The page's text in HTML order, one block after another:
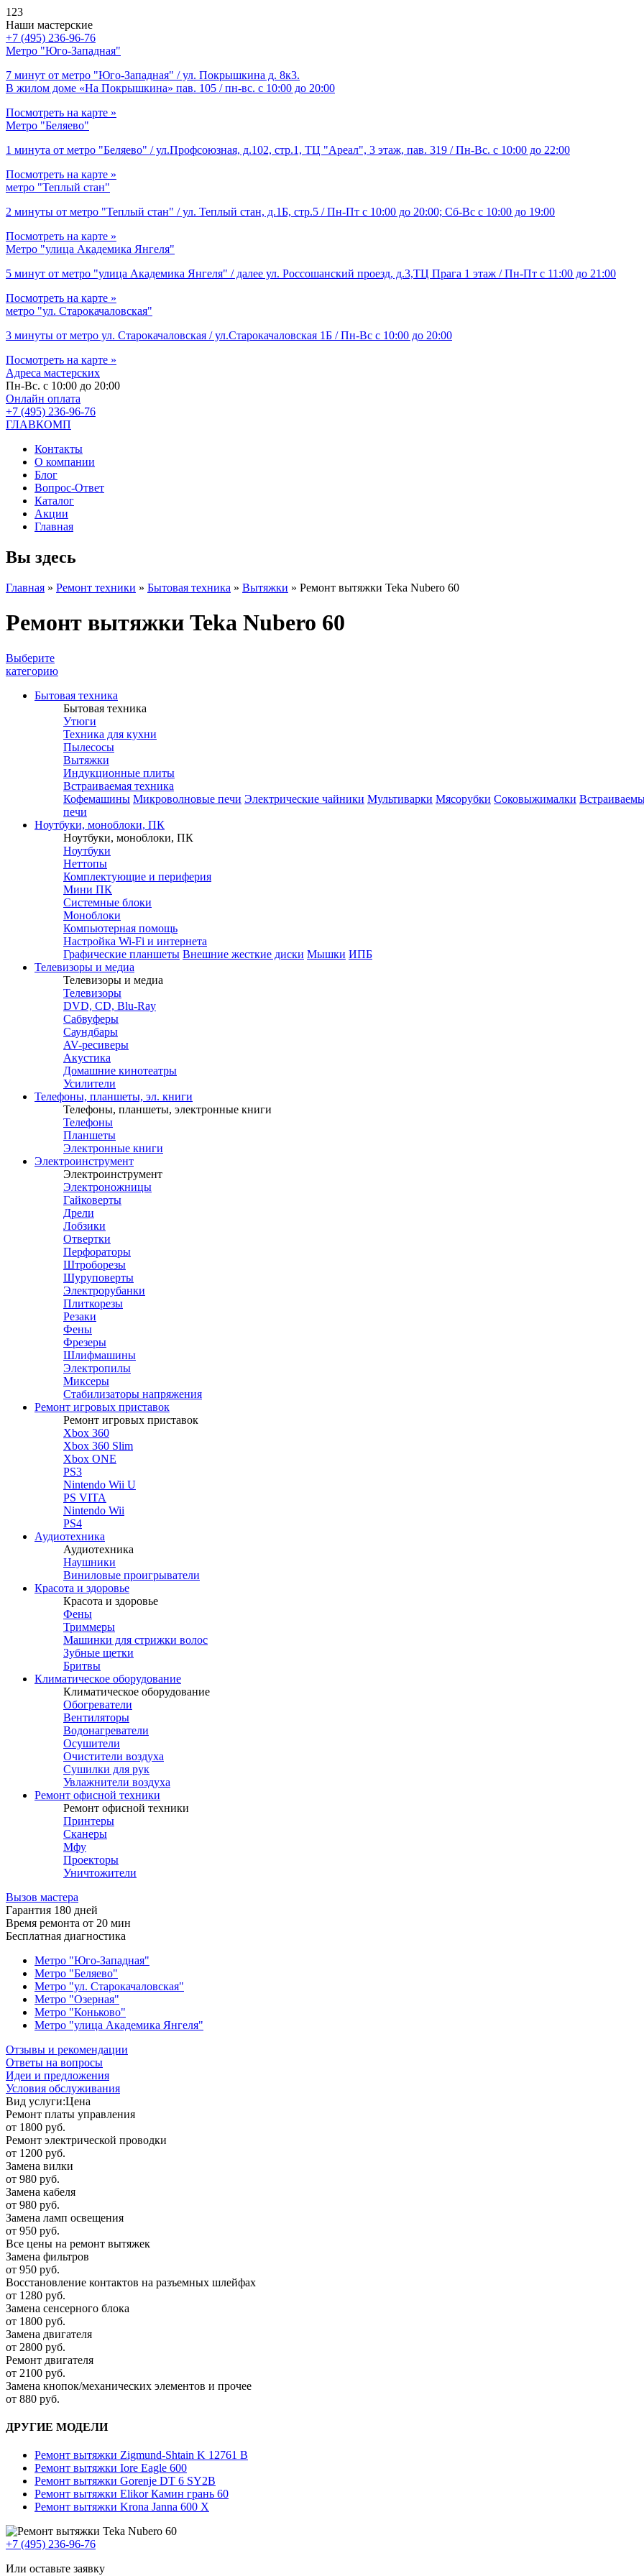
123
Наши мастерские
+7 (495) 236-96-76
Метро "Юго-Западная"
7 минут от метро "Юго-Западная" / ул. Покрышкина д. 8к3.
В жилом доме «На Покрышкина» пав. 105 / пн-вс. с 10:00 до 20:00
Посмотреть на карте »
Метро "Беляево"
1 минута от метро "Беляево" / ул.Профсоюзная, д.102, стр.1, ТЦ "Ареал", 3 этаж, пав. 319 / Пн-Вс. с 10:00 до 22:00
Посмотреть на карте »
метро "Теплый стан"
2 минуты от метро "Теплый стан" / ул. Теплый стан, д.1Б, стр.5 / Пн-Пт с 10:00 до 20:00; Сб-Вс с 10:00 до 19:00
Посмотреть на карте »
Метро "улица Академика Янгеля"
5 минут от метро "улица Академика Янгеля" / далее ул. Россошанский проезд, д.3,ТЦ Прага 1 этаж / Пн-Пт с 11:00 до 21:00
Посмотреть на карте »
метро "ул. Старокачаловская"
3 минуты от метро ул. Старокачаловская / ул.Старокачаловская 1Б / Пн-Вс с 10:00 до 20:00
Посмотреть на карте »
Адреса мастерских
Пн-Вс. с 10:00 до 20:00
Онлайн оплата
+7 (495) 236-96-76
ГЛАВКОМП
Контакты
О компании
Блог
Вопрос-Ответ
Каталог
Акции
Главная
Вы здесь
Главная » Ремонт техники » Бытовая техника » Вытяжки » Ремонт вытяжки Teka Nubero 60
Ремонт вытяжки Teka Nubero 60
Выберите
категорию
Бытовая техника
Бытовая техника
Утюги
Техника для кухни
Пылесосы
Вытяжки
Индукционные плиты
Встраиваемая техника
Кофемашины Микроволновые печи Электрические чайники Мультиварки Мясорубки Соковыжималки
печи
Ноутбуки, моноблоки, ПК
Ноутбуки, моноблоки, ПК
Ноутбуки
Неттопы
Комплектующие и периферия
Мини ПК
Системные блоки
Моноблоки
Компьютерная помощь
Настройка Wi-Fi и интернета
Графические планшеты Внешние жесткие диски Мышки ИПБ
Телевизоры и медиа
Телевизоры и медиа
Телевизоры
DVD, CD, Blu-Ray
Сабвуферы
Саундбары
AV-ресиверы
Акустика
Домашние кинотеатры
Усилители
Телефоны, планшеты, эл. книги
Телефоны, планшеты, электронные книги
Телефоны
Планшеты
Электронные книги
Электроинструмент
Электроинструмент
Электроножницы
Гайковерты
Дрели
Лобзики
Отвертки
Перфораторы
Штроборезы
Шуруповерты
Электрорубанки
Плиткорезы
Резаки
Фены
Фрезеры
Шлифмашины
Электропилы
Миксеры
Стабилизаторы напряжения
Ремонт игровых приставок
Ремонт игровых приставок
Xbox 360
Xbox 360 Slim
Xbox ONE
PS3
Nintendo Wii U
PS VITA
Nintendo Wii
PS4
Аудиотехника
Аудиотехника
Наушники
Виниловые проигрыватели
Красота и здоровье
Красота и здоровье
Фены
Триммеры
Машинки для стрижки волос
Зубные щетки
Бритвы
Климатическое оборудование
Климатическое оборудование
Обогреватели
Вентиляторы
Водонагреватели
Осушители
Очистители воздуха
Сушилки для рук
Увлажнители воздуха
Ремонт офисной техники
Ремонт офисной техники
Принтеры
Сканеры
Мфу
Проекторы
Уничтожители
Вызов мастера
Гарантия 180 дней
Время ремонта от 20 мин
Бесплатная диагностика
Метро "Юго-Западная"
Метро "Беляево"
Метро "ул. Старокачаловская"
Метро "Озерная"
Метро "Коньково"
Метро "улица Академика Янгеля"
Отзывы и рекомендации
Ответы на вопросы
Идеи и предложения
Условия обслуживания
Вид услуги:Цена
Ремонт платы управления
от 1800 руб.
Ремонт электрической проводки
от 1200 руб.
Замена вилки
от 980 руб.
Замена кабеля
от 980 руб.
Замена ламп освещения
от 950 руб.
Все цены на ремонт вытяжек
Замена фильтров
от 950 руб.
Восстановление контактов на разъемных шлейфах
от 1280 руб.
Замена сенсерного блока
от 1800 руб.
Замена двигателя
от 2800 руб.
Ремонт двигателя
от 2100 руб.
Замена кнопок/механических элементов и прочее
от 880 руб.
ДРУГИЕ МОДЕЛИ
Ремонт вытяжки Zigmund-Shtain K 12761 B
Ремонт вытяжки Iore Eagle 600
Ремонт вытяжки Gorenje DT 6 SY2B
Ремонт вытяжки Elikor Камин грань 60
Ремонт вытяжки Krona Janna 600 X
+7 (495) 236-96-76
Или оставьте заявку